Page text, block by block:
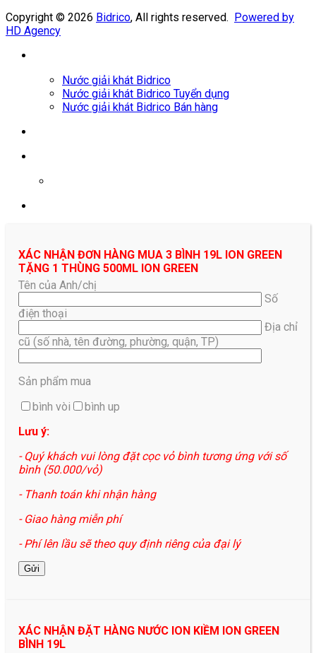
Copyright © 2026 Bidrico, All rights reserved. Powered by
HD Agency
Nước giải khát Bidrico
Nước giải khát Bidrico Tuyển dụng
Nước giải khát Bidrico Bán hàng
XÁC NHẬN ĐƠN HÀNG MUA 3 BÌNH 19L ION GREEN
TẶNG 1 THÙNG 500ML ION GREEN
Tên của Anh/chị
Số
điện thoại
Địa chỉ
cũ (số nhà, tên đường, phường, quận, TP)
Sản phẩm mua
bình vòi
bình up
Lưu ý:
- Quý khách vui lòng đặt cọc vỏ bình tương ứng với số
bình (50.000/vỏ)
- Thanh toán khi nhận hàng
- Giao hàng miễn phí
- Phí lên lầu sẽ theo quy định riêng của đại lý
XÁC NHẬN ĐẶT HÀNG NƯỚC ION KIỀM ION GREEN
BÌNH 19L